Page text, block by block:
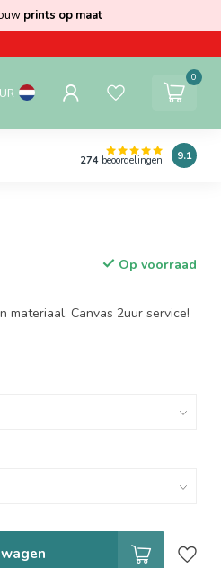
prints op maat
0
274 beoordelingen 9.1
Op voorraad
materiaal. Canvas 2uur service!